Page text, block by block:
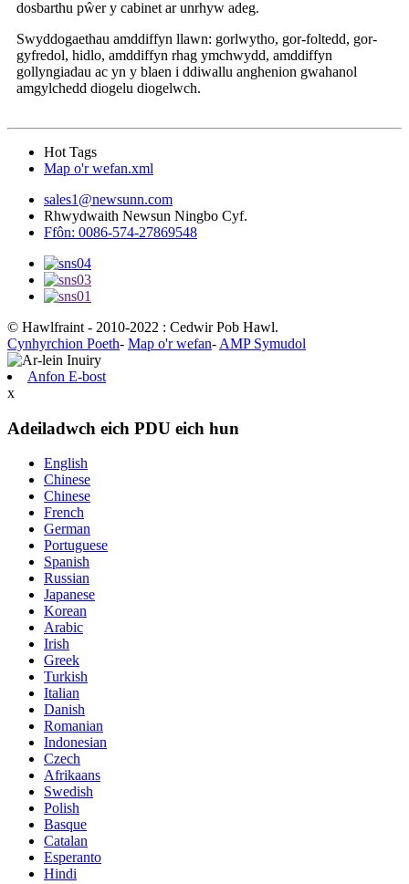
dosbarthu pŵer y cabinet ar unrhyw adeg.
Swyddogaethau amddiffyn llawn: gorlwytho, gor-foltedd, gor-
gyfredol, hidlo, amddiffyn rhag ymchwydd, amddiffyn
gollyngiadau ac yn y blaen i ddiwallu anghenion gwahanol
amgylchedd diogelu diogelwch.
Hot Tags
Map o'r wefan.xml
sales1@newsunn.com
Rhwydwaith Newsun Ningbo Cyf.
Ffôn: 0086-574-27869548
© Hawlfraint - 2010-2022 : Cedwir Pob Hawl.
Cynhyrchion Poeth- Map o'r wefan- AMP Symudol
Anfon E-bost
x
Adeiladwch eich PDU eich hun
English
Chinese
Chinese
French
German
Portuguese
Spanish
Russian
Japanese
Korean
Arabic
Irish
Greek
Turkish
Italian
Danish
Romanian
Indonesian
Czech
Afrikaans
Swedish
Polish
Basque
Catalan
Esperanto
Hindi